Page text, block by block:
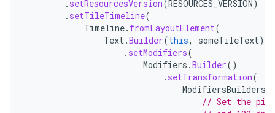
. setResourcesVersion(RESOURCES_VERSION)
. setTileTimeline(
Timeline. fromLayoutElement(
Text.Builder(this, someTileText)
. setModifiers(
Modifiers .Builder()
. setTransformation(
ModifiersBuilders
// Set the